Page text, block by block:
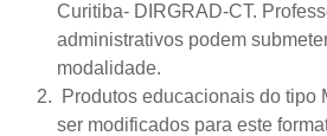
Curitiba- DIRGRAD-CT.
administrativos podem
modalidade.
Produtos educacionais do tipo
ser modificados para este